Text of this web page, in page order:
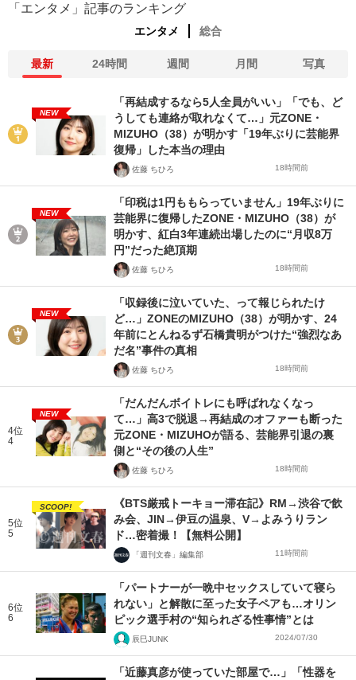
「エンタメ」記事のランキング
エンタメ 総合
最新 24時間 週間 月間 写真
NEW
「再結成するなら5人全員がいい」「でも、ど
うしても連絡が取れなくて…」元ZONE・
MIZUHO（38）が明かす「19年ぶりに芸能界
復帰」した本当の理由
佐藤 ちひろ 18時間前
NEW
「印税は1円ももらっていません」19年ぶりに
芸能界に復帰したZONE・MIZUHO（38）が
明かす、紅白3年連続出場したのに“月収8万
円”だった絶頂期
佐藤 ちひろ 18時間前
NEW
「収録後に泣いていた、って報じられたけ
ど…」ZONEのMIZUHO（38）が明かす、24
年前にとんねるず石橋貴明がつけた“強烈なあ
だ名”事件の真相
佐藤 ちひろ 18時間前
4位
4
NEW
「だんだんボイトレにも呼ばれなくなっ
て…」高3で脱退→再結成のオファーも断った
元ZONE・MIZUHOが語る、芸能界引退の裏
側と“その後の人生”
佐藤 ちひろ 18時間前
5位
5
SCOOP!
《BTS厳戒トーキョー滞在記》RM→渋谷で飲
み会、JIN→伊豆の温泉、V→よみうりラン
ド…密着撮！【無料公開】
「週刊文春」編集部 11時間前
6位
6
「パートナーが一晩中セックスしていて寝ら
れない」と解散に至った女子ペアも…オリン
ピック選手村の“知られざる性事情”とは
辰巳JUNK 2024/07/30
「近藤真彦が使っていた部屋で…」「性器を